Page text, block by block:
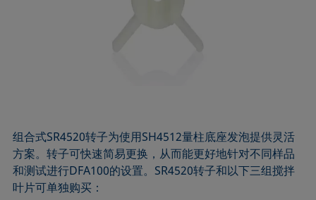
组合式SR4520转子为使用SH4512量柱底座发泡提供灵活
方案。转子可快速简易更换，从而能更好地针对不同样品
和测试进行DFA100的设置。SR4520转子和以下三组搅拌
叶片可单独购买：